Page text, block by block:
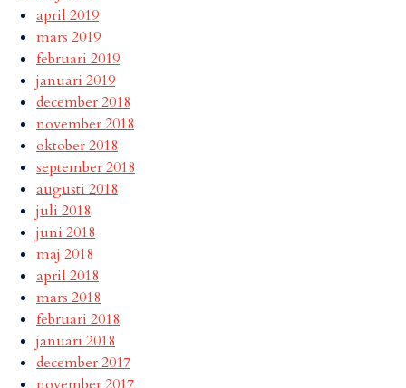
april 2019
mars 2019
februari 2019
januari 2019
december 2018
november 2018
oktober 2018
september 2018
augusti 2018
juli 2018
juni 2018
maj 2018
april 2018
mars 2018
februari 2018
januari 2018
december 2017